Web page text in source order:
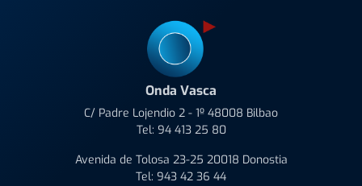
Onda Vasca
C/ Padre Lojendio 2 - 1º 48008 Bilbao
Tel: 94 413 25 80
Avenida de Tolosa 23-25 20018 Donostia
Tel: 943 42 36 44